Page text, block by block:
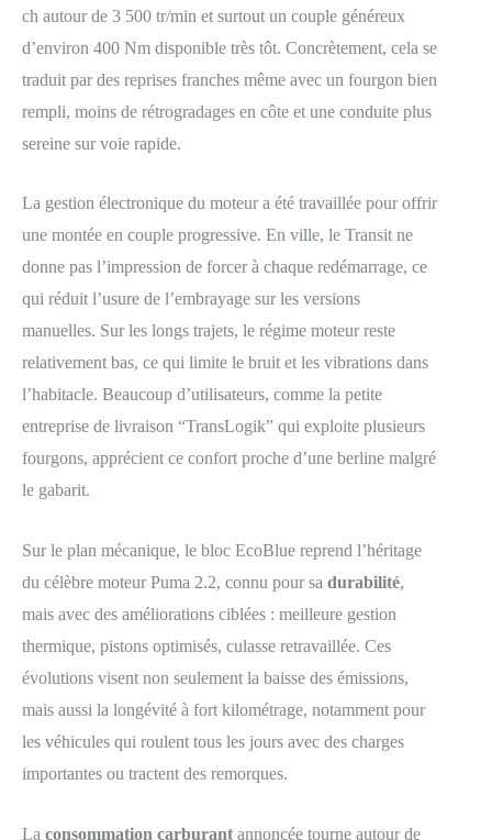
ch autour de 3 500 tr/min et surtout un couple généreux
d’environ 400 Nm disponible très tôt. Concrètement, cela se
traduit par des reprises franches même avec un fourgon bien
rempli, moins de rétrogradages en côte et une conduite plus
sereine sur voie rapide.
La gestion électronique du moteur a été travaillée pour offrir
une montée en couple progressive. En ville, le Transit ne
donne pas l’impression de forcer à chaque redémarrage, ce
qui réduit l’usure de l’embrayage sur les versions
manuelles. Sur les longs trajets, le régime moteur reste
relativement bas, ce qui limite le bruit et les vibrations dans
l’habitacle. Beaucoup d’utilisateurs, comme la petite
entreprise de livraison “TransLogik” qui exploite plusieurs
fourgons, apprécient ce confort proche d’une berline malgré
le gabarit.
Sur le plan mécanique, le bloc EcoBlue reprend l’héritage
du célèbre moteur Puma 2.2, connu pour sa durabilité,
mais avec des améliorations ciblées : meilleure gestion
thermique, pistons optimisés, culasse retravaillée. Ces
évolutions visent non seulement la baisse des émissions,
mais aussi la longévité à fort kilométrage, notamment pour
les véhicules qui roulent tous les jours avec des charges
importantes ou tractent des remorques.
La consommation carburant annoncée tourne autour de